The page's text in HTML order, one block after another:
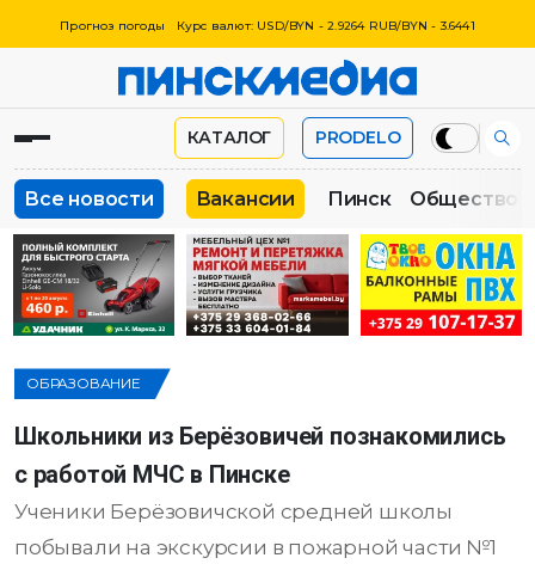
Прогноз погоды Курс валют: USD/BYN - 2.9264 RUB/BYN - 3.6441
КАТАЛОГ PRODELO
Все новости Вакансии Пинск Общество
ОБРАЗОВАНИЕ
Школьники из Берёзовичей познакомились
с работой МЧС в Пинске
Ученики Берёзовичской средней школы
побывали на экскурсии в пожарной части №1